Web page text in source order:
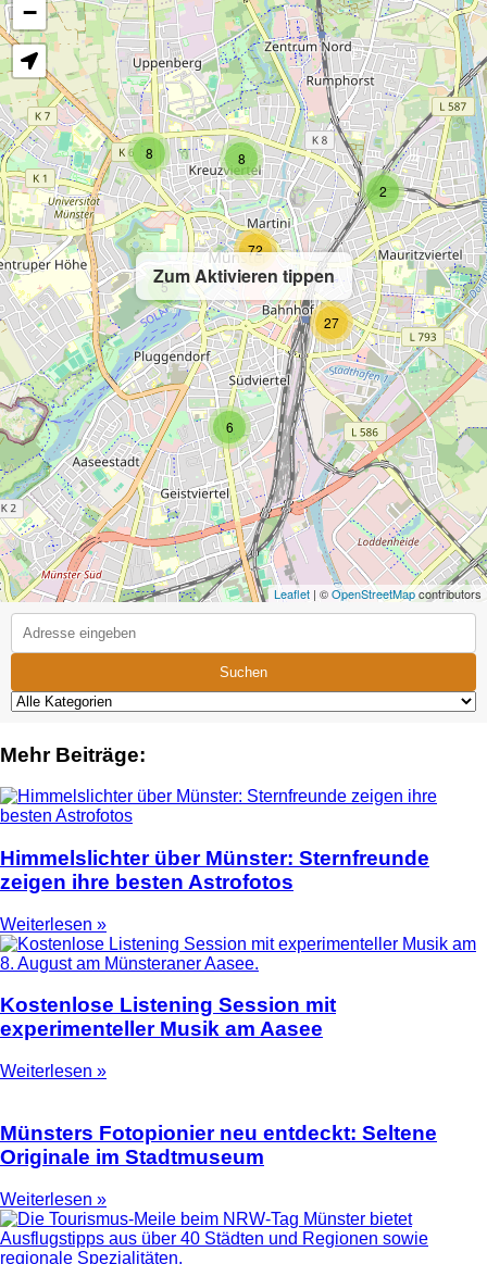
Zum Aktivieren tippen
2
8
6
8
27
5
72
−
Leaflet | ©OpenStreetMapcontributors
Suchen
Mehr Beiträge:
Himmelslichter über Münster: Sternfreunde
zeigen ihre besten Astrofotos
Weiterlesen »
Kostenlose Listening Session mit
experimenteller Musik am Aasee
Weiterlesen »
Münsters Fotopionier neu entdeckt: Seltene
Originale im Stadtmuseum
Weiterlesen »